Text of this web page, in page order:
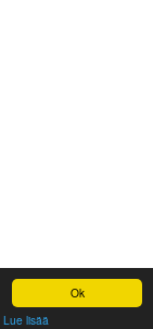
Ok
Lue lisää